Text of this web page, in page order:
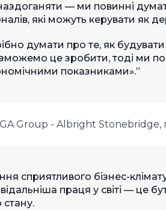
— ми повинні
які можуть керувати як
думати про те, як
це зробити, тоді ми
показниками».
Group - Albright Stonebridge,
сприятливого бізнес-
праця у світі — це
стану.